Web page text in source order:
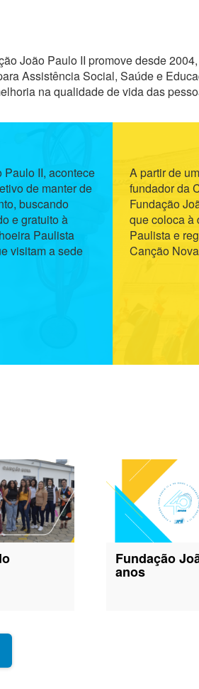
João Paulo II promove desde
Assistência Social, Saúde e
na qualidade de vida das
Paulo II, acontece
de manter de
buscando
e gratuito à
Paulista
visitam a sede
A partir de
fundador da
Fundação
que coloca à
Paulista e
Canção
Fundação
anos